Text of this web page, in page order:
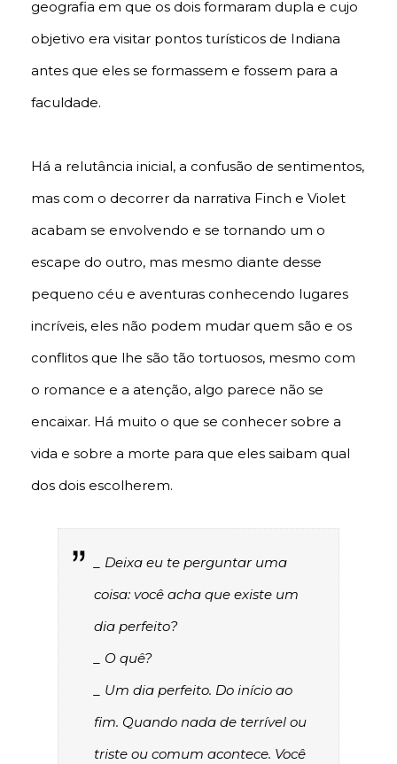
geografia em que os dois formaram dupla e cujo
objetivo era visitar pontos turísticos de Indiana
antes que eles se formassem e fossem para a
faculdade.
Há a relutância inicial, a confusão de sentimentos,
mas com o decorrer da narrativa Finch e Violet
acabam se envolvendo e se tornando um o
escape do outro, mas mesmo diante desse
pequeno céu e aventuras conhecendo lugares
incríveis, eles não podem mudar quem são e os
conflitos que lhe são tão tortuosos, mesmo com
o romance e a atenção, algo parece não se
encaixar. Há muito o que se conhecer sobre a
vida e sobre a morte para que eles saibam qual
dos dois escolherem.
_ Deixa eu te perguntar uma
coisa: você acha que existe um
dia perfeito?
_ O quê?
_ Um dia perfeito. Do início ao
fim. Quando nada de terrível ou
triste ou comum acontece. Você